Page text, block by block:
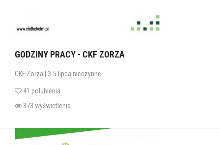
GODZINY PRACY - CKF ZORZA
CKF Zorza | 3-5 lipca nieczynne
41 polubienia
373 wyświetlenia